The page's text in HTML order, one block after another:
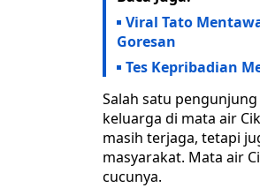
Viral Tato
Goresan
Tes Kepribadian
Salah satu
keluarga di mata air
masih terjaga, tetapi
masyarakat. Mata air
cucunya.